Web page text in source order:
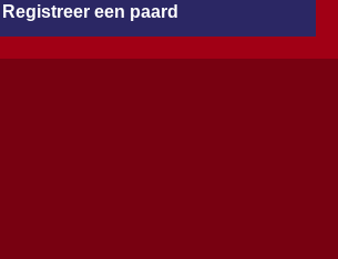
Registreer een paard